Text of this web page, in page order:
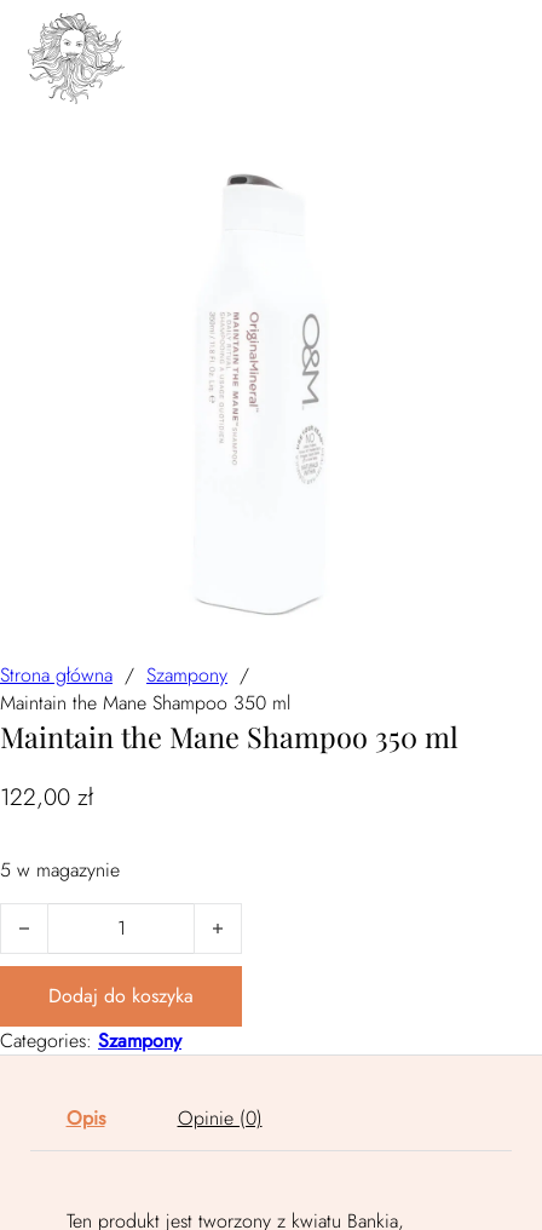
Strona główna / Szampony /
Maintain the Mane Shampoo 350 ml
Maintain the Mane Shampoo 350 ml
122,00 zł
5 w magazynie
ilość Maintain the Mane Shampoo 350 ml
Dodaj do koszyka
Categories: Szampony
Opis Opinie (0)
Ten produkt jest tworzony z kwiatu Bankia,